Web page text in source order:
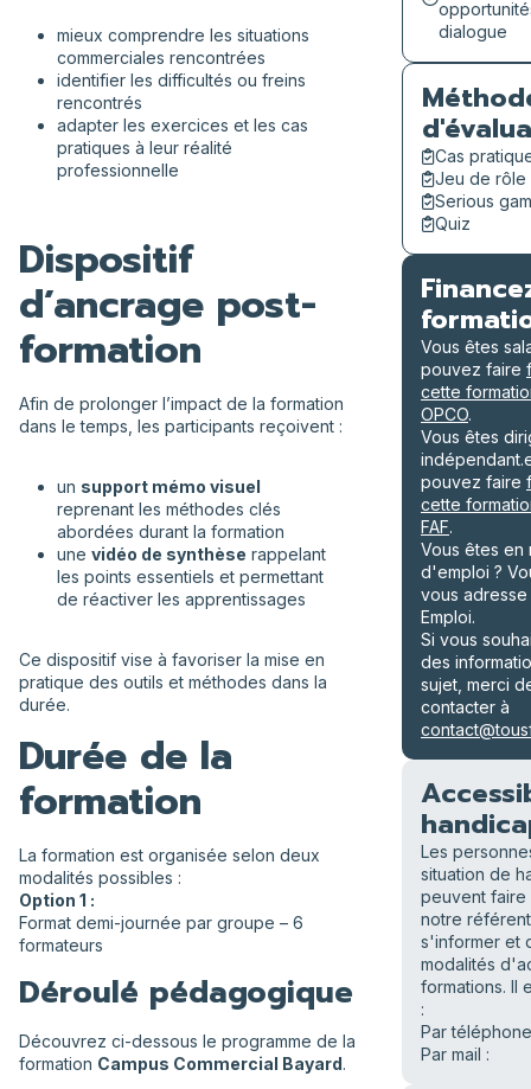
mieux comprendre les situations
commerciales rencontrées
identifier les difficultés ou freins
rencontrés
adapter les exercices et les cas
pratiques à leur réalité
professionnelle
Dispositif
d’ancrage post-
formation
Afin de prolonger l’impact de la formation
dans le temps, les participants reçoivent :
un support mémo visuel
reprenant les méthodes clés
abordées durant la formation
une vidéo de synthèse rappelant
les points essentiels et permettant
de réactiver les apprentissages
Ce dispositif vise à favoriser la mise en
pratique des outils et méthodes dans la
durée.
Durée de la
formation
La formation est organisée selon deux
modalités possibles :
Option 1 :
Format demi-journée par groupe – 6
formateurs
Déroulé pédagogique
Découvrez ci-dessous le programme de la
formation Campus Commercial Bayard.
dialogue
Cas
Jeu de rôle
Serious
Quiz
Vous êtes
pouvez faire
cette
OPCO.
Vous êtes
pouvez faire
cette
FAF.
Vous êtes en
d'emploi ?
vous adresse
Emploi.
Si vous
des
sujet, merci
contacter à
Les
situation de
peuvent faire
notre
s'informer et
modalités
formations. Il
:
Par
Par mail :